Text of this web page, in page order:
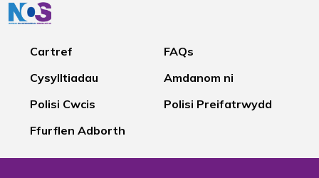
Cartref
FAQs
Cysylltiadau
Amdanom ni
Polisi Cwcis
Polisi Preifatrwydd
Ffurflen Adborth